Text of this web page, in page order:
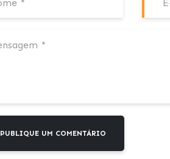
PUBLIQUE UM COMENTÁRIO